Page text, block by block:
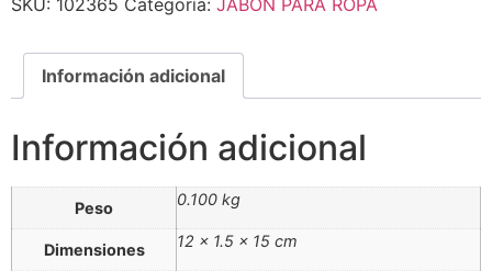
SKU: 102365 Categoría: JABON PARA ROPA
Información adicional
Información adicional
Peso 0.100 kg
Dimensiones 12 × 1.5 × 15 cm